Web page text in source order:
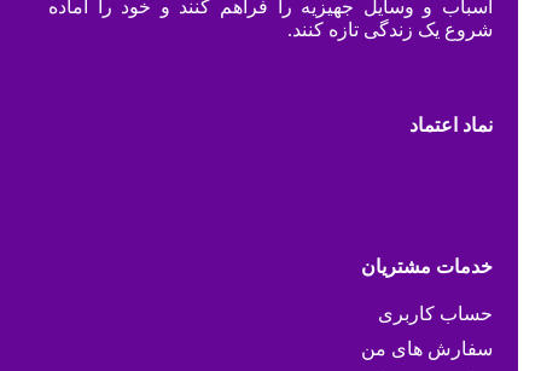
اسباب و وسایل جهیزیه را فراهم کنند و خود را آماده
شروع یک زندگی تازه کنند.
نماد اعتماد
خدمات مشتریان
حساب کاربری
سفارش های من